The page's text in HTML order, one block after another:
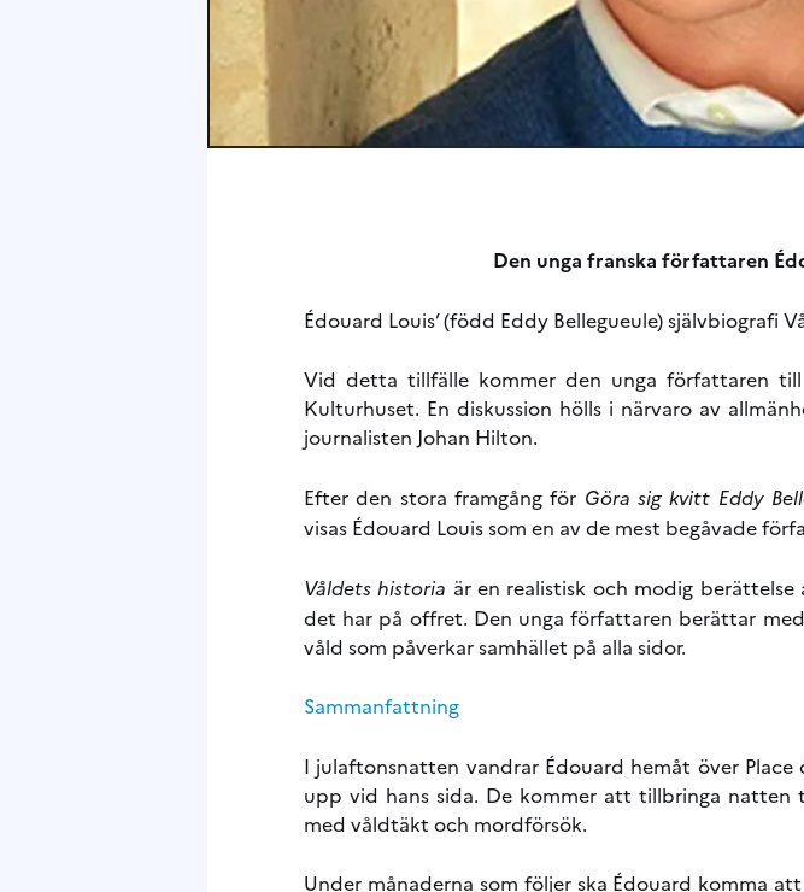
Den unga franska författaren
Édouard Louis’ (född Eddy Bellegueule) självbiografi
Vid detta tillfälle kommer den unga författaren
Kulturhuset. En diskussion hölls i närvaro av
journalisten Johan Hilton.
Efter den stora framgång för Göra sig kvitt Eddy
visas Édouard Louis som en av de mest begåvade
Våldets historia är en realistisk och modig
det har på offret. Den unga författaren berättar
våld som påverkar samhället på alla sidor.
Sammanfattning
I julaftonsnatten vandrar Édouard hemåt över
upp vid hans sida. De kommer att tillbringa natten
med våldtäkt och mordförsök.
Under månaderna som följer ska Édouard komma